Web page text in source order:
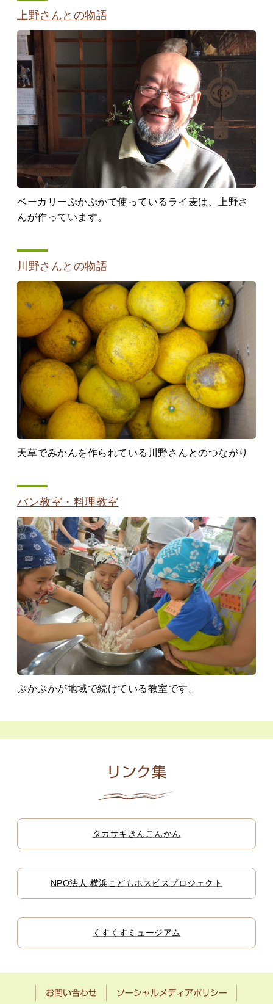
上野さんとの物語
ベーカリーぷかぷかで使っているライ麦は、上野さ
んが作っています。
川野さんとの物語
天草でみかんを作られている川野さんとのつながり
パン教室・料理教室
ぷかぷかが地域で続けている教室です。
リンク集
タカサキきんこんかん
NPO法人 横浜こどもホスピスプロジェクト
くすくすミュージアム
お問い合わせ ソーシャルメディアポリシー